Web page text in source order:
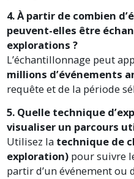
4. À partir de combien
peuvent-elles être
explorations ?
L’échantillonnage peut
millions d’événements
requête et de la période
5. Quelle technique
visualiser un parcours
Utilisez la technique de
exploration)pour suivre
partir d’un événement ou